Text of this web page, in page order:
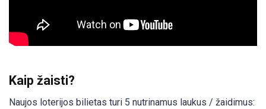
Kaip žaisti?
Naujos loterijos bilietas turi 5 nutrinamus laukus / žaidimus: